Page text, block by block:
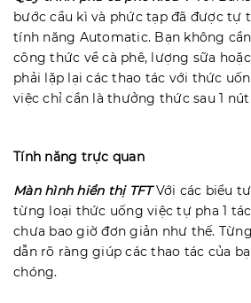
bước cầu kì và phức tạp đã được tự
tính năng Automatic. Bạn không
công thức về cà phê, lượng sữa
phải lặp lại các thao tác với thức
việc chỉ cần là thưởng thức sau 1
Tính năng trực quan
Màn hình hiển thị TFT Với các biểu
từng loại thức uống việc tự pha 1
chưa bao giờ đơn giản như thế.
dẫn rõ ràng giúp các thao tác của
chóng.